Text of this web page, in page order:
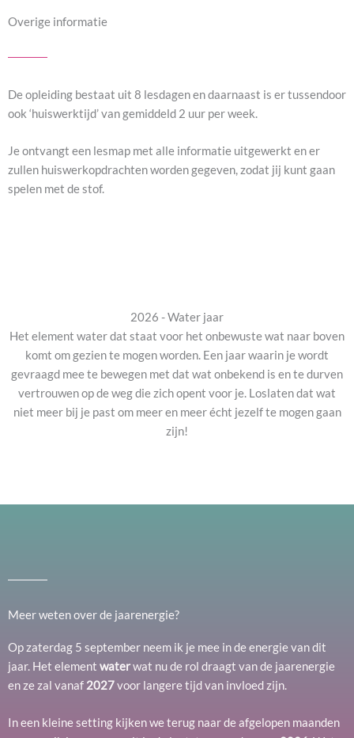
Overige informatie
De opleiding bestaat uit 8 lesdagen en daarnaast is er tussendoor
ook ‘huiswerktijd’ van gemiddeld 2 uur per week.
Je ontvangt een lesmap met alle informatie uitgewerkt en er
zullen huiswerkopdrachten worden gegeven, zodat jij kunt gaan
spelen met de stof.
2026 - Water jaar
Het element water dat staat voor het onbewuste wat naar boven
komt om gezien te mogen worden. Een jaar waarin je wordt
gevraagd mee te bewegen met dat wat onbekend is en te durven
vertrouwen op de weg die zich opent voor je. Loslaten dat wat
niet meer bij je past om meer en meer écht jezelf te mogen gaan
zijn!
Meer weten over de jaarenergie?
Op zaterdag 5 september neem ik je mee in de energie van dit
jaar. Het element waterwat nu de rol draagt van de jaarenergie
en ze zal vanaf 2027voor langere tijd van invloed zijn.
In een kleine setting kijken we terug naar de afgelopen maanden